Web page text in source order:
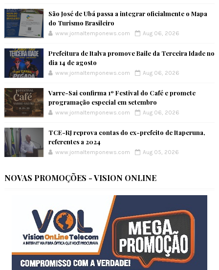
São José de Ubá passa a integrar oficialmente o Mapa
do Turismo Brasileiro
www.jornaltemponews.com Aug 06, 2026
Prefeitura de Italva promove Baile da Terceira Idade no
dia 14 de agosto
www.jornaltemponews.com Aug 06, 2026
Varre-Sai confirma 1º Festival do Café e promete
programação especial em setembro
www.jornaltemponews.com Aug 06, 2026
TCE-RJ reprova contas do ex-prefeito de Itaperuna,
referentes a 2024
www.jornaltemponews.com Aug 05, 2026
NOVAS PROMOÇÕES - VISION ONLINE